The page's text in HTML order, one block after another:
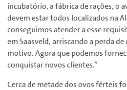
incubatório, a fábrica de rações, o
devem estar todos localizados na
conseguimos atender a esse
em Saasveld, arriscando a perda
motivo.Agora que podemos
conquistar novos clientes.”
Cerca de metade dos ovos férteis